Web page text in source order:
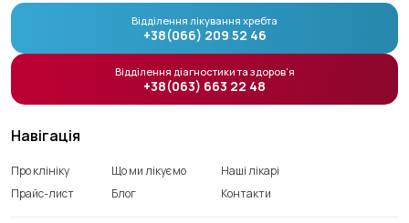
Навігація
Про клініку Що ми лікуємо
Наші лікарі
Прайс-лист
Блог Контакти
Відділення лікування хребта
+38(066) 209 52 46
Відділення діагностики та здоров’я
+38(063) 663 22 48